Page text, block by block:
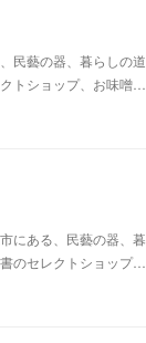
民藝の器、暮らしの道
トショップ、お味噌…
にある、民藝の器、暮
のセレクトショップ…